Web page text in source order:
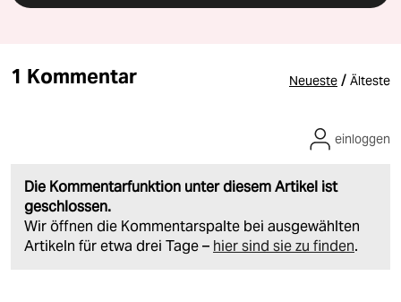
1 Kommentar Neueste / Älteste
Die Kommentarfunktion unter diesem Artikel ist
geschlossen.
Wir öffnen die Kommentarspalte bei ausgewählten
Artikeln für etwa drei Tage – hier sind sie zu finden.
einloggen